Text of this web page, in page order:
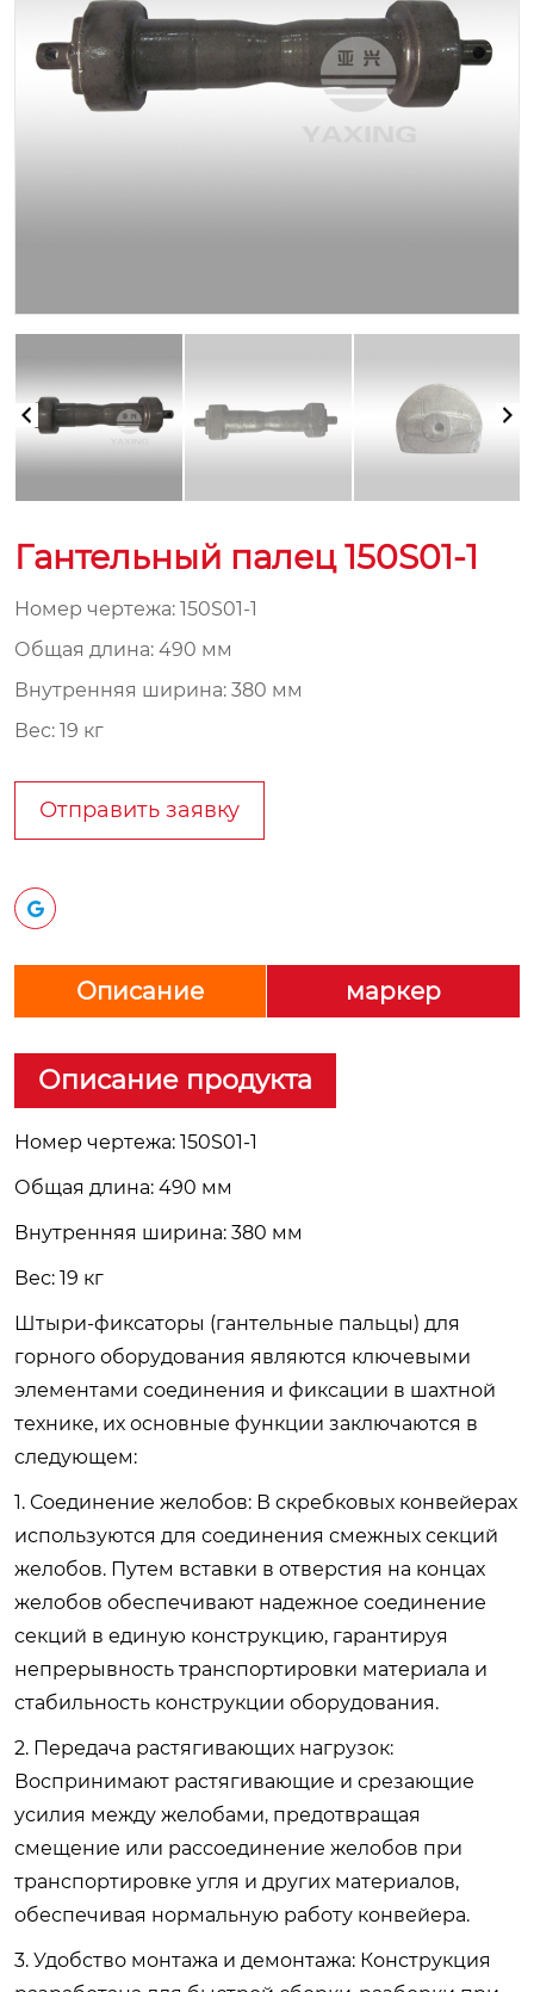
Гантельный палец 150S01-1
Номер чертежа: 150S01-1
Общая длина: 490 мм
Внутренняя ширина: 380 мм
Вес: 19 кг
Отправить заявку
Описание маркер
Описание продукта
Номер чертежа: 150S01-1
Общая длина: 490 мм
Внутренняя ширина: 380 мм
Вес: 19 кг
Штыри-фиксаторы (гантельные пальцы) для
горного оборудования являются ключевыми
элементами соединения и фиксации в шахтной
технике, их основные функции заключаются в
следующем:
1. Соединение желобов: В скребковых конвейерах
используются для соединения смежных секций
желобов. Путем вставки в отверстия на концах
желобов обеспечивают надежное соединение
секций в единую конструкцию, гарантируя
непрерывность транспортировки материала и
стабильность конструкции оборудования.
2. Передача растягивающих нагрузок:
Воспринимают растягивающие и срезающие
усилия между желобами, предотвращая
смещение или рассоединение желобов при
транспортировке угля и других материалов,
обеспечивая нормальную работу конвейера.
3. Удобство монтажа и демонтажа: Конструкция